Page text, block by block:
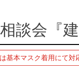
談会『建
基本マスク着用にて対